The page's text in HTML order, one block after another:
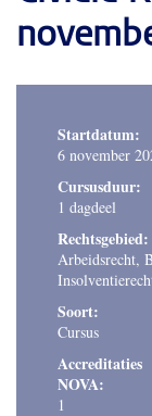
Startdatum:
6 november
Cursusduur:
1 dagdeel
Rechtsgebied:
Arbeidsrecht,
Soort:
Cursus
Accreditaties
NOVA:
1